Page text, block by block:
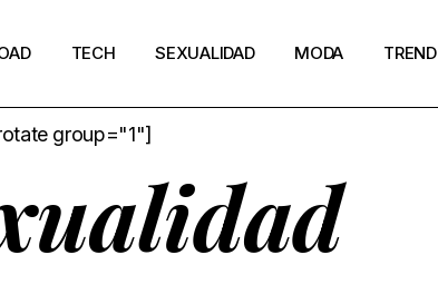
TECH SEXUALIDAD MODA TREND
group="1"]